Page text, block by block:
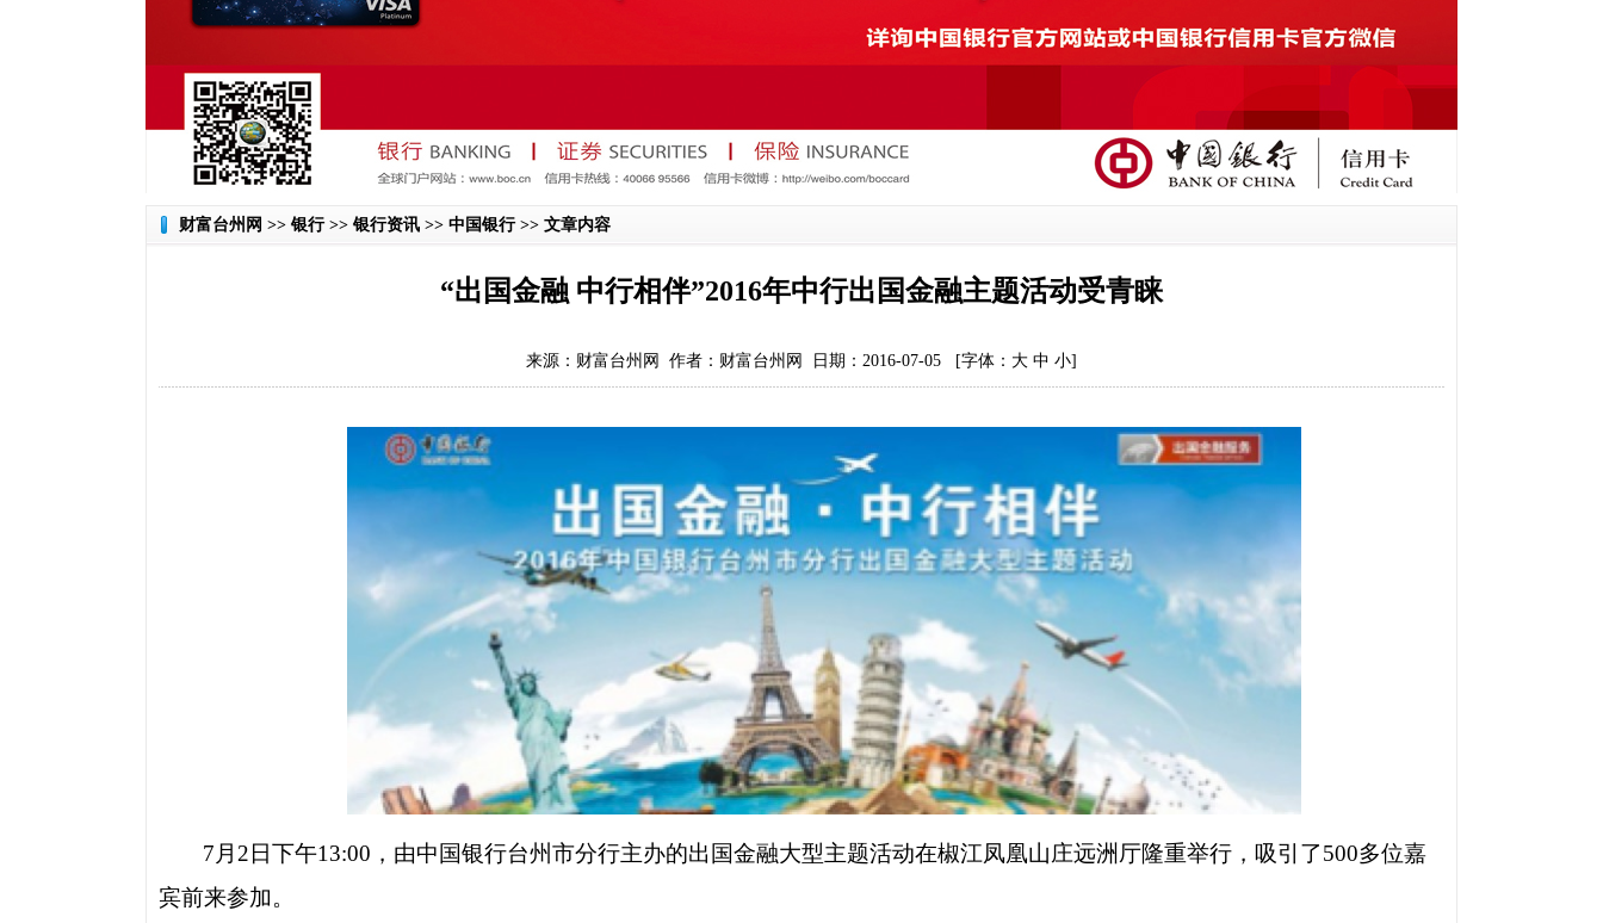
财富台州网 >> 银行 >> 银行资讯 >> 中国银行 >> 文章内容
“出国金融 中行相伴”2016年中行出国金融主题活动受青睐
来源：财富台州网 作者：财富台州网 日期：2016-07-05 [字体： 大 中 小]
7 月 2 日下午13:00 ，由中国银行台州市分行主办的出国金融大型主题活动在椒江凤凰山庄远洲厅隆重举行，吸引了500多位嘉
宾前来参加。